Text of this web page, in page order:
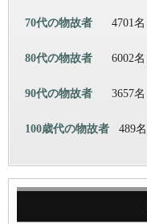
70代の物故者 4701名
80代の物故者 6002名
90代の物故者 3657名
100歳代の物故者 489名